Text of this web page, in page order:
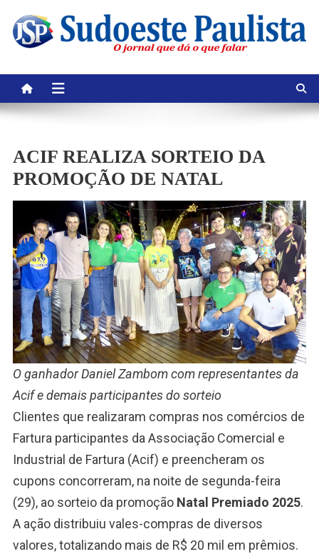
content
ACIF REALIZA SORTEIO DA
PROMOÇÃO DE NATAL
O ganhador Daniel Zambom com representantes da
Acif e demais participantes do sorteio
Clientes que realizaram compras nos comércios de
Fartura participantes da Associação Comercial e
Industrial de Fartura (Acif) e preencheram os
cupons concorreram, na noite de segunda-feira
(29), ao sorteio da promoção Natal Premiado 2025.
A ação distribuiu vales-compras de diversos
valores, totalizando mais de R$ 20 mil em prêmios.